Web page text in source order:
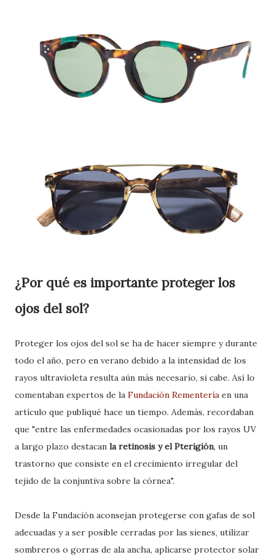
¿Por qué es importante proteger los
ojos del sol?
Proteger los ojos del sol se ha de hacer siempre y durante
todo el año, pero en verano debido a la intensidad de los
rayos ultravioleta resulta aún más necesario, si cabe. Así lo
comentaban expertos de la Fundación Rementería en una
artículo que publiqué hace un tiempo. Además, recordaban
que "entre las enfermedades ocasionadas por los rayos UV
a largo plazo destacan la retinosis y el Pterigión, un
trastorno que consiste en el crecimiento irregular del
tejido de la conjuntiva sobre la córnea".
Desde la Fundación aconsejan protegerse con gafas de sol
adecuadas y a ser posible cerradas por las sienes, utilizar
sombreros o gorras de ala ancha, aplicarse protector solar